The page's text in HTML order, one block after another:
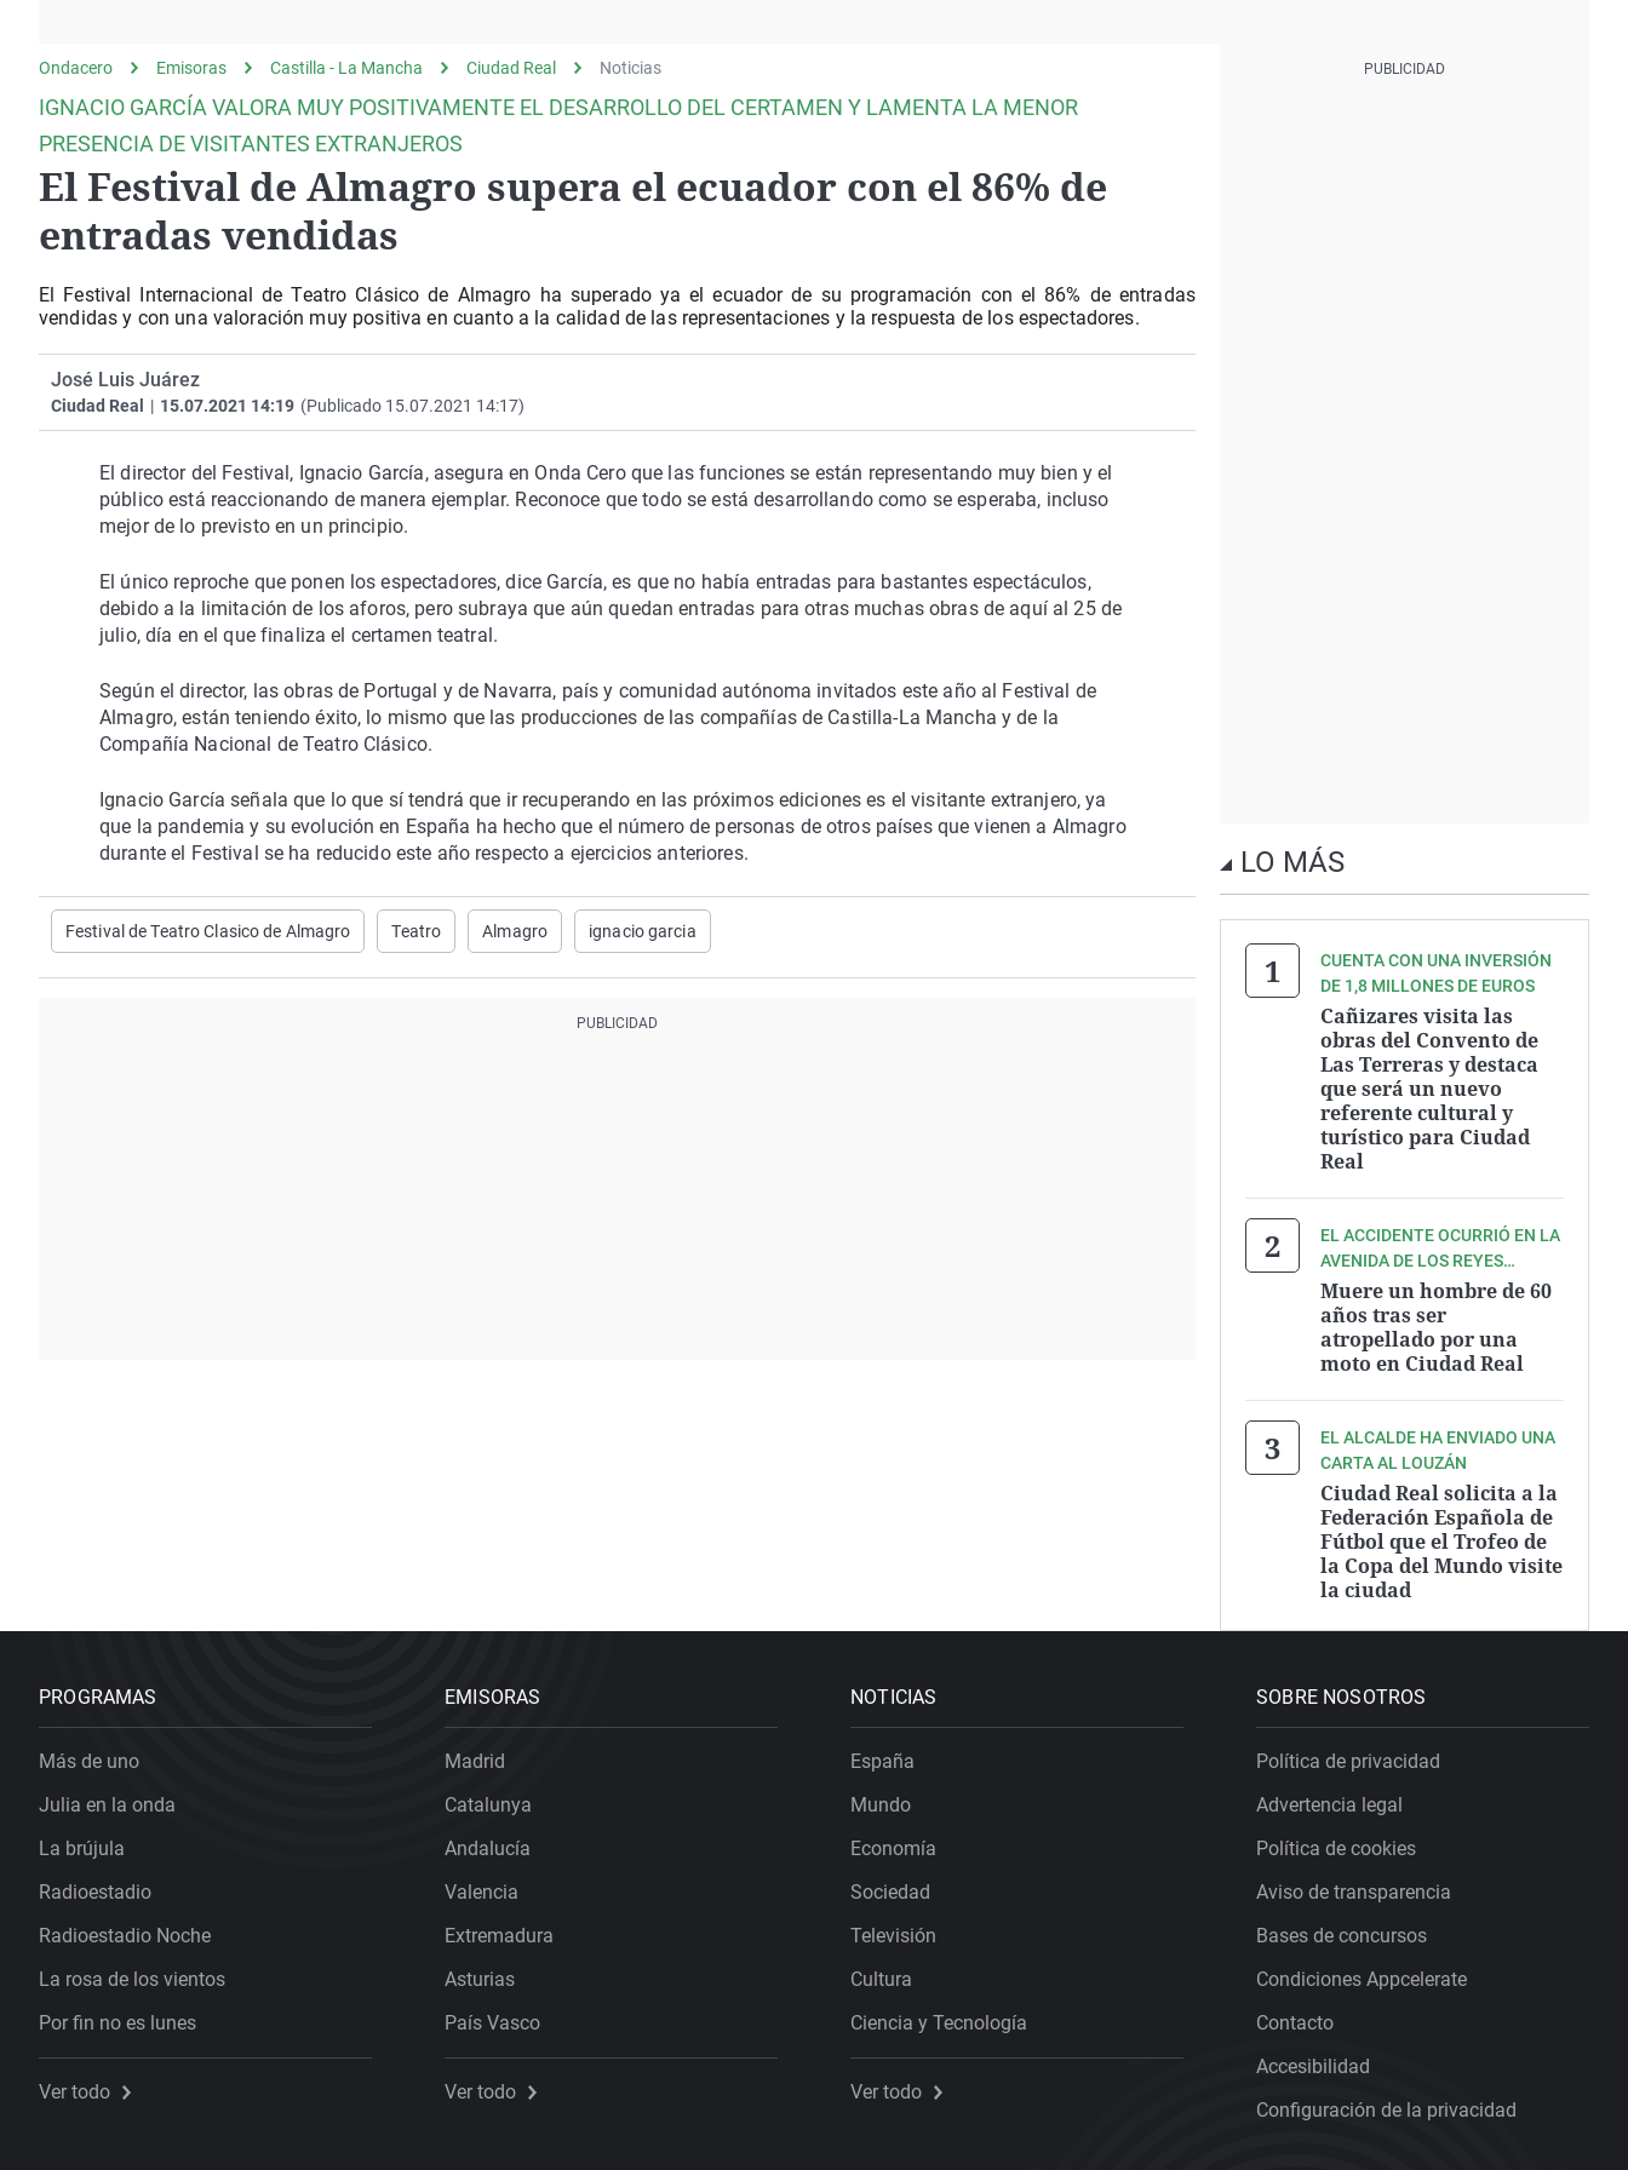
gato
Operación ViudaNavarra
País Vasco
Ondacero Emisoras Castilla - La Mancha Ciudad Real Noticias
IGNACIO GARCÍA VALORA MUY POSITIVAMENTE EL DESARROLLO DEL CERTAMEN Y LAMENTA LA MENOR
PRESENCIA DE VISITANTES EXTRANJEROS
El Festival de Almagro supera el ecuador con el 86% de
entradas vendidas
El Festival Internacional de Teatro Clásico de Almagro ha superado ya el ecuador de su programación con el 86% de entradas
vendidas y con una valoración muy positiva en cuanto a la calidad de las representaciones y la respuesta de los espectadores.
José Luis Juárez
Ciudad Real | 15.07.2021 14:19 (Publicado 15.07.2021 14:17)
El director del Festival, Ignacio García, asegura en Onda Cero que las funciones se están representando muy bien y el
público está reaccionando de manera ejemplar. Reconoce que todo se está desarrollando como se esperaba, incluso
mejor de lo previsto en un principio.
El único reproche que ponen los espectadores, dice García, es que no había entradas para bastantes espectáculos,
debido a la limitación de los aforos, pero subraya que aún quedan entradas para otras muchas obras de aquí al 25 de
julio, día en el que finaliza el certamen teatral.
Según el director, las obras de Portugal y de Navarra, país y comunidad autónoma invitados este año al Festival de
Almagro, están teniendo éxito, lo mismo que las producciones de las compañías de Castilla-La Mancha y de la
Compañía Nacional de Teatro Clásico.
Ignacio García señala que lo que sí tendrá que ir recuperando en las próximos ediciones es el visitante extranjero, ya
que la pandemia y su evolución en España ha hecho que el número de personas de otros países que vienen a Almagro
durante el Festival se ha reducido este año respecto a ejercicios anteriores.
Festival de Teatro Clasico de Almagro Teatro Almagro ignacio garcia
LO MÁS
CUENTA CON UNA INVERSIÓN
DE 1,8 MILLONES DE EUROS
Cañizares visita las
obras del Convento de
Las Terreras y destaca
que será un nuevo
referente cultural y
turístico para Ciudad
Real
EL ACCIDENTE OCURRIÓ EN LA
AVENIDA DE LOS REYES
CATÓLICOS
Muere un hombre de 60
años tras ser
atropellado por una
moto en Ciudad Real
EL ALCALDE HA ENVIADO UNA
CARTA AL LOUZÁN
Ciudad Real solicita a la
Federación Española de
Fútbol que el Trofeo de
la Copa del Mundo visite
la ciudad
PROGRAMAS
Más de uno
Julia en la onda
La brújula
Radioestadio
Radioestadio Noche
La rosa de los vientos
Por fin no es lunes
Ver todo
EMISORAS
Madrid
Catalunya
Andalucía
Valencia
Extremadura
Asturias
País Vasco
Ver todo
NOTICIAS
España
Mundo
Economía
Sociedad
Televisión
Cultura
Ciencia y Tecnología
Ver todo
SOBRE NOSOTROS
Política de privacidad
Advertencia legal
Política de cookies
Aviso de transparencia
Bases de concursos
Condiciones Appcelerate
Contacto
Accesibilidad
Configuración de la privacidad